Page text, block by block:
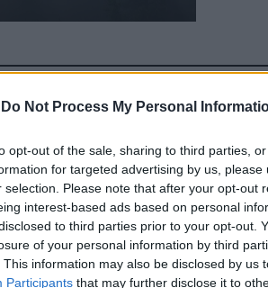
Do Not Process My Personal
opt-out of the sale, sharing to third parties,
for targeted advertising by us,
selection. Please note that after your opt-out
interest-based ads based on personal
to third parties prior to your opt-out.
of your personal information by third
This information may also be disclosed by us
Participants that may further disclose it to